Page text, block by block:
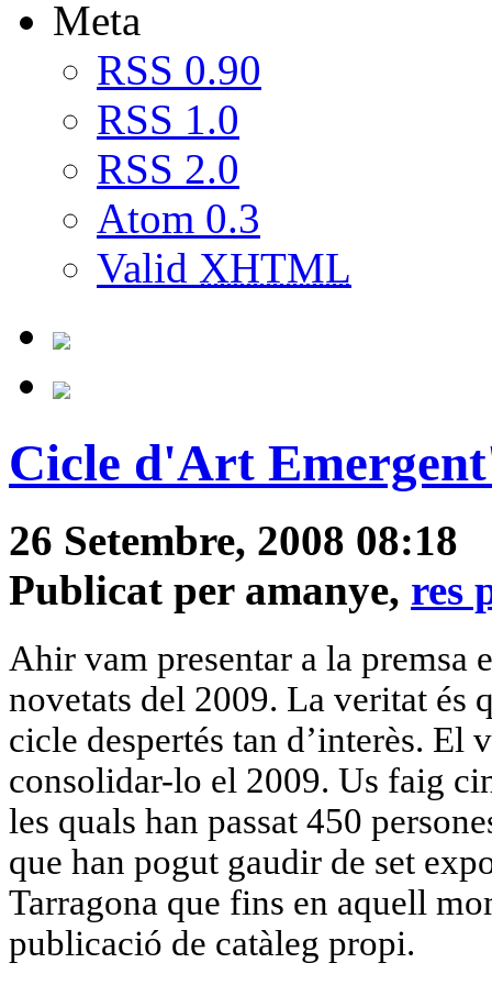
Meta
RSS 0.90
RSS 1.0
RSS 2.0
Atom 0.3
Valid XHTML
Cicle d'Art
26 Setembre, 2008 08:18
Publicat per amanye, res
Ahir vam presentar a la premsa
novetats del 2009. La veritat és
cicle despertés tan d’interès.
consolidar-lo el 2009. Us faig
les quals han passat 450
que han pogut gaudir de set
Tarragona que fins en aquell
publicació de catàleg propi.